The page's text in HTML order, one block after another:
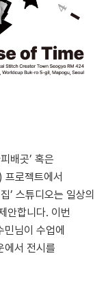
배곳’ 혹은
프로젝트에서
’ 스튜디오는 일상의
안합니다. 이번
님이 수업에
에서 전시를
330